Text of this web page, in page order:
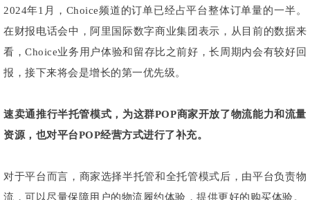
2024年1月，Choice频道的订单已经占平台整体订单量的一半。
在财报电话会中，阿里国际数字商业集团表示，从目前的数据来
看，Choice业务用户体验和留存比之前好，长周期内会有较好回
报，接下来将会是增长的第一优先级。
速卖通推行半托管模式，为这群POP商家开放了物流能力和流量
资源，也对平台POP经营方式进行了补充。
对于平台而言，商家选择半托管和全托管模式后，由平台负责物
流，可以尽量保障用户的物流履约体验，提供更好的购买体验。